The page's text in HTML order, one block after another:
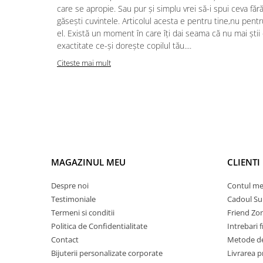
care se apropie. Sau pur și simplu vrei să-i spui ceva
găsești cuvintele. Articolul acesta e pentru tine,nu
el. Există un moment în care îți dai seama că nu mai știi
exactitate ce-și dorește copilul tău....
Citeste mai mult
MAGAZINUL MEU
Despre noi
Testimoniale
Termeni si conditii
Politica de Confidentialitate
Contact
Bijuterii personalizate corporate
CLIENTI
Contul
Cadoul
Friend
Intrebari
Metode
Livrarea